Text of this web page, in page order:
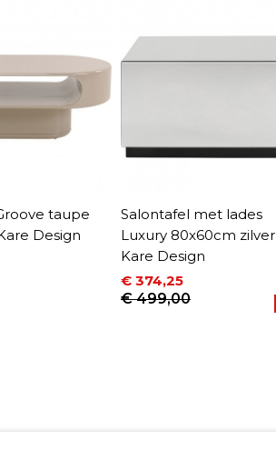
taupe
Design
Salontafel met lades
Luxury 80x60cm zilver
Kare Design
Prijs
€ 374,25
Normale prijs
€ 499,00